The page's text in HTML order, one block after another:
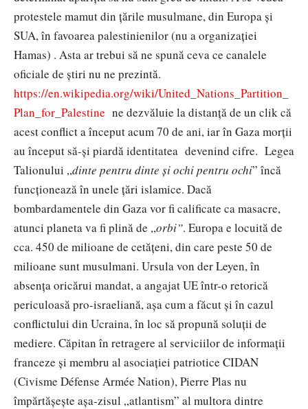
protestele mamut din țările musulmane, din Europa și
SUA, în favoarea palestinienilor (nu a organizației
Hamas) . Asta ar trebui să ne spună ceva ce canalele
oficiale de știri nu ne prezintă.
https://en.wikipedia.org/wiki/United_Nations_Partition_
Plan_for_Palestine ne dezvăluie la distanță de un clik că
acest conflict a început acum 70 de ani, iar în Gaza morții
au început să-și piardă identitatea devenind cifre. Legea
Talionului ,,dinte pentru dinte și ochi pentru ochi” încă
funcționează în unele țări islamice. Dacă
bombardamentele din Gaza vor fi calificate ca masacre,
atunci planeta va fi plină de ,,orbi”. Europa e locuită de
cca. 450 de milioane de cetățeni, din care peste 50 de
milioane sunt musulmani. Ursula von der Leyen, în
absența oricărui mandat, a angajat UE într-o retorică
periculoasă pro-israeliană, așa cum a făcut și în cazul
conflictului din Ucraina, în loc să propună soluții de
mediere. Căpitan în retragere al serviciilor de informații
franceze și membru al asociației patriotice CIDAN
(Civisme Défense Armée Nation), Pierre Plas nu
împărtășește așa-zisul „atlantism” al multora dintre